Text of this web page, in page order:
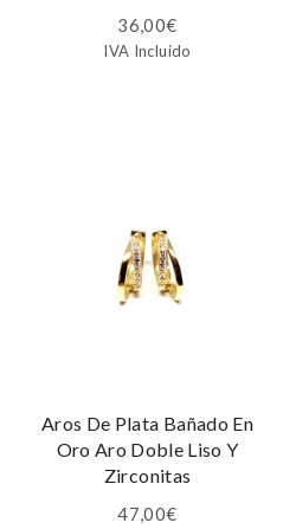
36,00€
IVA Incluido
Aros De Plata Bañado En
Oro Aro Doble Liso Y
Zirconitas
47,00€